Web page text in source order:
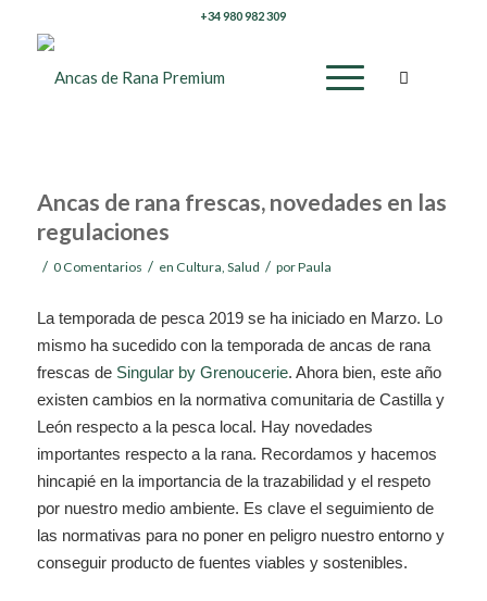
+34 980 982 309
Ancas de rana frescas, novedades en las
regulaciones
/ 0 Comentarios / en Cultura, Salud / porPaula
La temporada de pesca 2019 se ha iniciado en Marzo. Lo
mismo ha sucedido con la temporada de ancas de rana
frescas de Singular by Grenoucerie. Ahora bien, este año
existen cambios en la normativa comunitaria de Castilla y
León respecto a la pesca local. Hay novedades
importantes respecto a la rana. Recordamos y hacemos
hincapié en la importancia de la trazabilidad y el respeto
por nuestro medio ambiente. Es clave el seguimiento de
las normativas para no poner en peligro nuestro entorno y
conseguir producto de fuentes viables y sostenibles.